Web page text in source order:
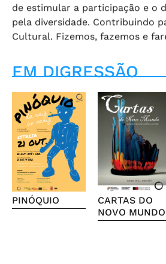
de estimular a participação e o
pela diversidade. Contribuindo
Cultural. Fizemos, fazemos e
EM DIGRESSÃO
PINÓQUIO
CARTAS DO
NOVO MUNDO